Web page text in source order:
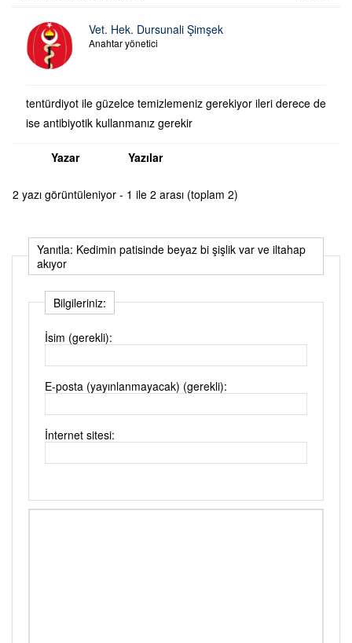
Vet. Hek. Dursunali Şimşek
Anahtar yönetici
tentürdiyot ile güzelce temizlemeniz gerekiyor ileri derece de
ise antibiyotik kullanmanız gerekir
Yazar Yazılar
2 yazı görüntüleniyor - 1 ile 2 arası (toplam 2)
Yanıtla: Kedimin patisinde beyaz bi şişlik var ve iltahap
akıyor
Bilgileriniz:
İsim (gerekli):
E-posta (yayınlanmayacak) (gerekli):
İnternet sitesi: